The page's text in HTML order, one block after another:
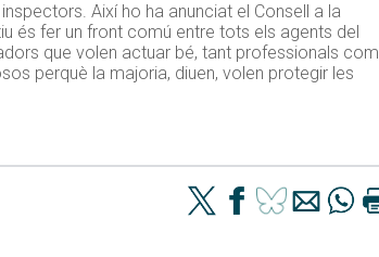
Així ho ha anunciat el Consell a la
és fer un front comú entre tots els agents del
que volen actuar bé, tant professionals com
perquè la majoria, diuen, volen protegir les